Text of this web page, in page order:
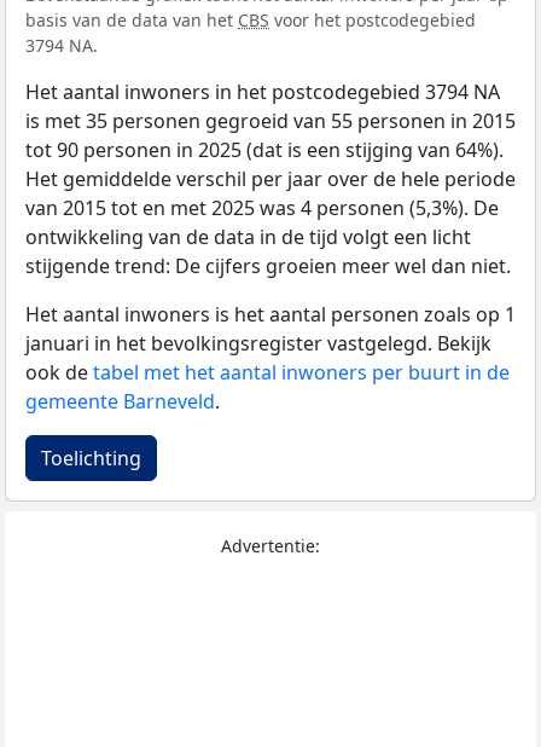
basis van de data van het CBS voor het postcodegebied
3794 NA.
Het aantal inwoners in het postcodegebied 3794 NA
is met 35 personen gegroeid van 55 personen in 2015
tot 90 personen in 2025 (dat is een stijging van 64%).
Het gemiddelde verschil per jaar over de hele periode
van 2015 tot en met 2025 was 4 personen (5,3%). De
ontwikkeling van de data in de tijd volgt een licht
stijgende trend: De cijfers groeien meer wel dan niet.
Het aantal inwoners is het aantal personen zoals op 1
januari in het bevolkingsregister vastgelegd. Bekijk
ook detabel met het aantal inwoners per buurt in de
gemeente Barneveld.
Toelichting
Advertentie: